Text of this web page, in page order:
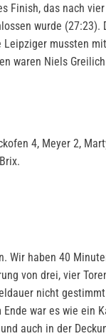
Finish, das nach
wurde
mussten
waren Niels
4, Meyer 2,
Wir haben 40
von drei, vier
nicht gestimmt
war es wie ein
auch in der